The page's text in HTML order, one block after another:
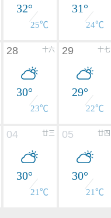
32°
25℃
31°
24℃
十六
28
30°
23℃
十七
29
29°
22℃
廿三
04
30°
21℃
廿四
05
30°
21℃